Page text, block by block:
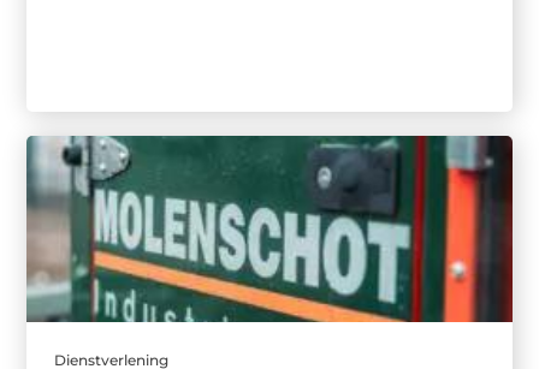
Dienstverlening